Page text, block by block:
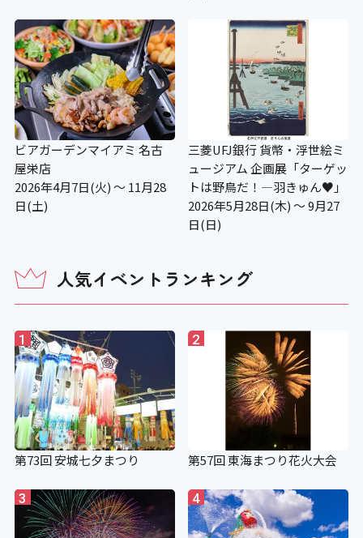
ビアガーデンマイアミ 名古
屋栄店
2026年4月7日(火) ～ 11月28
日(土)
三菱UFJ銀行 貨幣・浮世絵ミ
ュージアム 企画展「ターゲッ
トは野鳥だ！―羽きゅん♥」
2026年5月28日(木) ～ 9月27
日(日)
人気イベントランキング
1
第73回 安城七夕まつり
2
第57回 東海まつり花火大会
3 4